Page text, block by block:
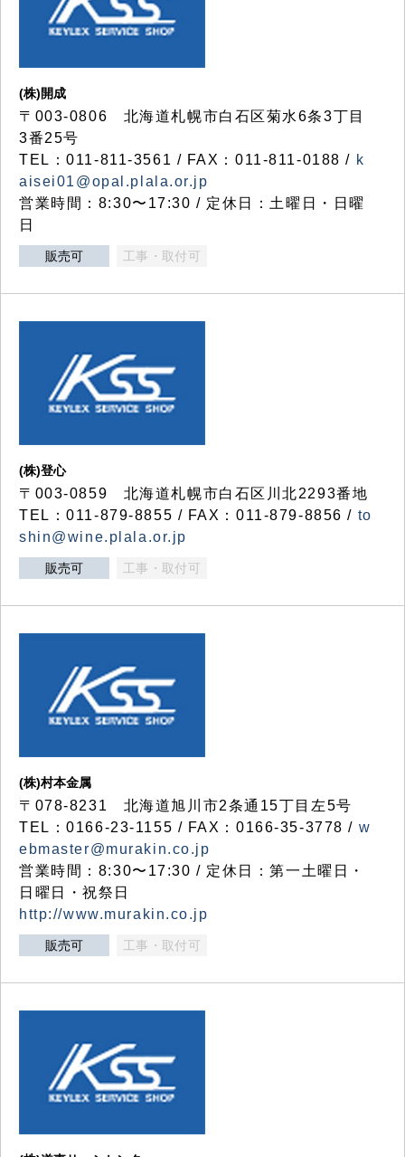
(株)開成
〒003-0806 北海道札幌市白石区菊水6条3丁目
3番25号
TEL：011-811-3561 / FAX：011-811-0188 / k
aisei01@opal.plala.or.jp
営業時間：8:30〜17:30 / 定休日：土曜日・日曜
日
販売可 工事・取付可
(株)登心
〒003-0859 北海道札幌市白石区川北2293番地
TEL：011-879-8855 / FAX：011-879-8856 / to
shin@wine.plala.or.jp
販売可 工事・取付可
(株)村本金属
〒078-8231 北海道旭川市2条通15丁目左5号
TEL：0166-23-1155 / FAX：0166-35-3778 / w
ebmaster@murakin.co.jp
営業時間：8:30〜17:30 / 定休日：第一土曜日・
日曜日・祝祭日
http://www.murakin.co.jp
販売可 工事・取付可